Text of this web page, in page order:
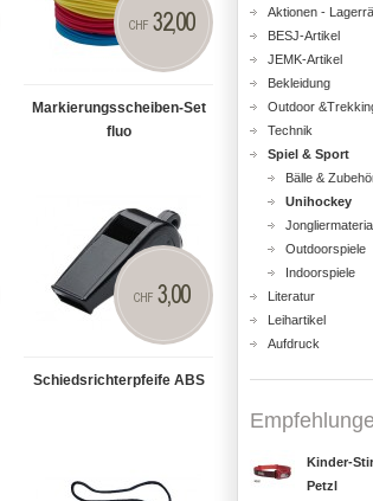
Markierungsscheiben-Set
fluo
CHF 32,00
Schiedsrichterpfeife ABS
CHF 3,00
Aktionen -
BESJ-Artikel
JEMK-Artikel
Bekleidung
Outdoor
Technik
Spiel & Sport
Bälle &
Unihockey
Outdoorspiele
Indoorspiele
Literatur
Leihartikel
Aufdruck
Kinder-
Petzl